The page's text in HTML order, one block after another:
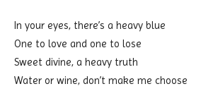
In your eyes, there’s a heavy blue
One to love and one to lose
Sweet divine, a heavy truth
Water or wine, don’t make me choose